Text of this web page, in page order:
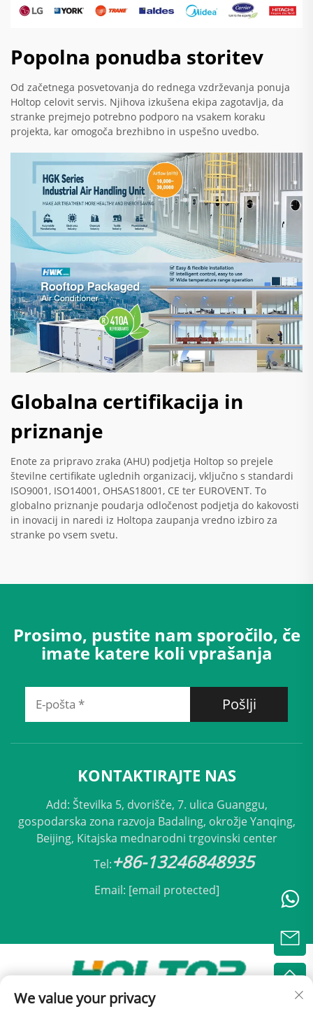
Popolna ponudba storitev
Od začetnega posvetovanja do rednega vzdrževanja ponuja
Holtop celovit servis. Njihova izkušena ekipa zagotavlja, da
stranke prejmejo potrebno podporo na vsakem koraku
projekta, kar omogoča brezhibno in uspešno uvedbo.
Globalna certifikacija in
priznanje
Enote za pripravo zraka (AHU) podjetja Holtop so prejele
številne certifikate uglednih organizacij, vključno s standardi
ISO9001, ISO14001, OHSAS18001, CE ter EUROVENT. To
globalno priznanje poudarja odločenost podjetja do kakovosti
in inovacij in naredi iz Holtopa zaupanja vredno izbiro za
stranke po vsem svetu.
Prosimo, pustite nam sporočilo, če
imate katere koli vprašanja
Pošlji
KONTAKTIRAJTE NAS
Add: Številka 5, dvorišče, 7. ulica Guanggu,
gospodarska zona razvoja Badaling, okrožje Yanqing,
Beijing, Kitajska mednarodni trgovinski center
Tel:+86-13246848935
Email: [email protected]
We value your privacy